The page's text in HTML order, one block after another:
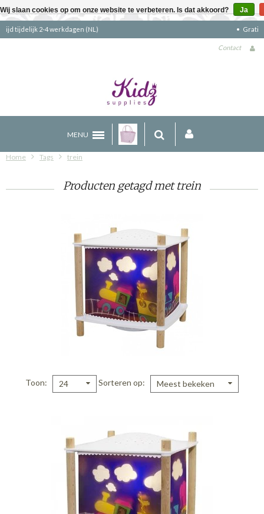
Gratis verzending boven €90 (NL)
Contact
MENU
Home Tags trein
Producten getagd met trein
Toon 24 Sorteren op Meest bekeken
Wij slaan cookies op om onze website te verbeteren. Is dat akkoord? Ja